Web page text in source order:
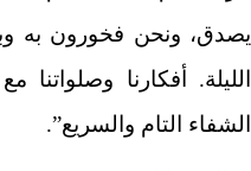
يصدق، ونحن فخورون به
الليلة. أفكارنا
الشفاء التام والسريع”.